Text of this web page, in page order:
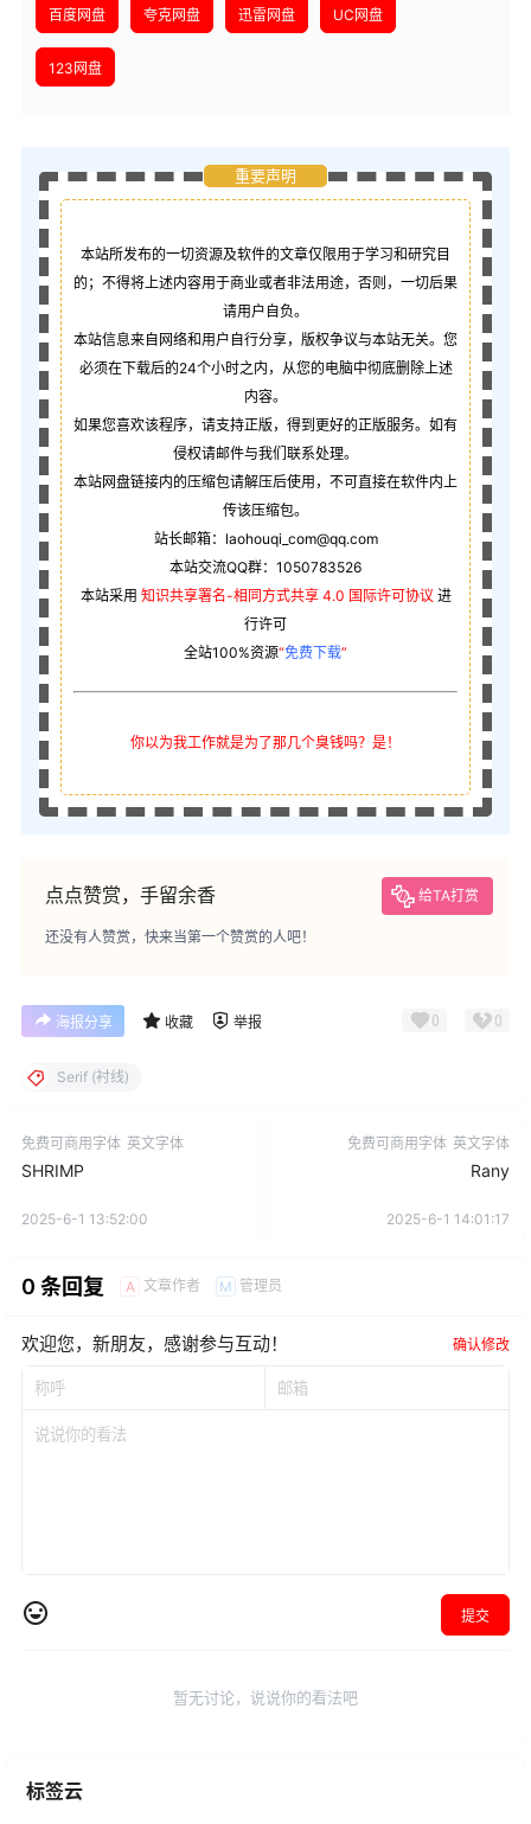
百度网盘 夸克网盘 迅雷网盘 UC网盘
123网盘
重要声明
本站所发布的一切资源及软件的文章仅限用于学习和研究目
的；不得将上述内容用于商业或者非法用途，否则，一切后果
请用户自负。
本站信息来自网络和用户自行分享，版权争议与本站无关。您
必须在下载后的24个小时之内，从您的电脑中彻底删除上述
内容。
如果您喜欢该程序，请支持正版，得到更好的正版服务。如有
侵权请邮件与我们联系处理。
本站网盘链接内的压缩包请解压后使用，不可直接在软件内上
传该压缩包。
站长邮箱：laohouqi_com@qq.com
本站交流QQ群：1050783526
本站采用 知识共享署名-相同方式共享 4.0 国际许可协议 进
行许可
全站100%资源“免费下载”
你以为我工作就是为了那几个臭钱吗？是！
点点赞赏，手留余香 给TA打赏
还没有人赞赏，快来当第一个赞赏的人吧！
海报分享 收藏 举报 0 0
Serif (衬线)
免费可商用字体 英文字体
SHRIMP
2025-6-1 13:52:00
免费可商用字体 英文字体
Rany
2025-6-1 14:01:17
0 条回复 A 文章作者 M 管理员
欢迎您，新朋友，感谢参与互动！ 确认修改
提交
暂无讨论，说说你的看法吧
标签云